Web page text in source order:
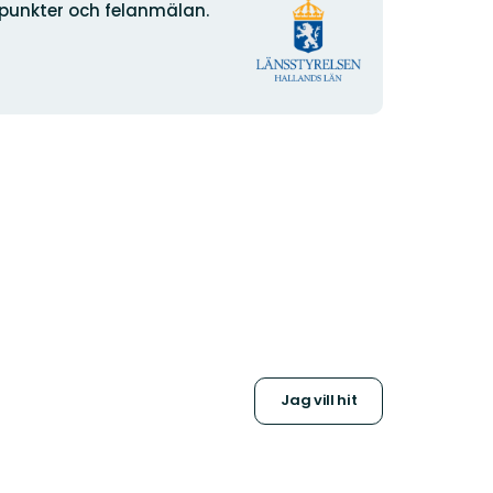
och felanmälan.
Organisationens
logotyp
Jag vill hit